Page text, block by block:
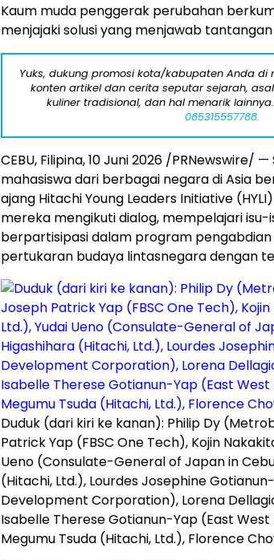
Kaum muda penggerak perubahan
menjajaki solusi yang menjawab
Yuks, dukung promosi kota/kabupaten Anda di
konten artikel dan cerita seputar sejarah,
kuliner tradisional, dan hal menarik
085315557788.
CEBU, Filipina, 10 Juni 2026 /PRNewswire/
mahasiswa dari berbagai negara di Asia
ajang Hitachi Young Leaders Initiative
mereka mengikuti dialog, mempelajari
berpartisipasi dalam program
pertukaran budaya lintasnegara dengan
Duduk (dari kiri ke kanan): Philip Dy
Patrick Yap (FBSC One Tech), Kojin
Ueno (Consulate-General of Japan in
(Hitachi, Ltd.), Lourdes Josephine
Development Corporation), Lorena
Isabelle Therese Gotianun-Yap (East
Megumu Tsuda (Hitachi, Ltd.), Florence